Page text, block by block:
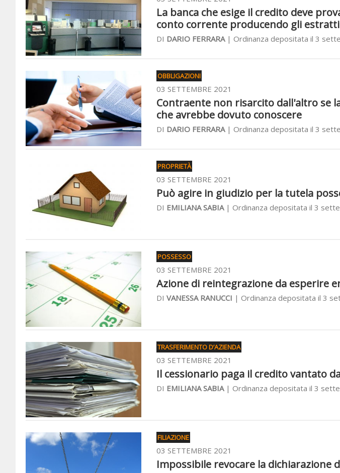
La banca che esige il credito deve
conto corrente producendo gli estratti
DI DARIO FERRARA| Ordinanza depositata il 3
OBBLIGAZIONI
03 SETTEMBRE 2021
Contraente non risarcito dall'altro se
che avrebbe dovuto conoscere
DI DARIO FERRARA| Ordinanza depositata il 3
PROPRIETÀ
03 SETTEMBRE 2021
Può agire in giudizio per la tutela
DI EMILIANA SABIA| Ordinanza depositata il 3
POSSESSO
03 SETTEMBRE 2021
Azione di reintegrazione da esperire
DI VANESSA RANUCCI | Ordinanza depositata il 3
TRASFERIMENTO D’AZIENDA
03 SETTEMBRE 2021
Il cessionario paga il credito vantato
DI EMILIANA SABIA| Ordinanza depositata il 3
FILIAZIONE
03 SETTEMBRE 2021
Impossibile revocare la dichiarazione